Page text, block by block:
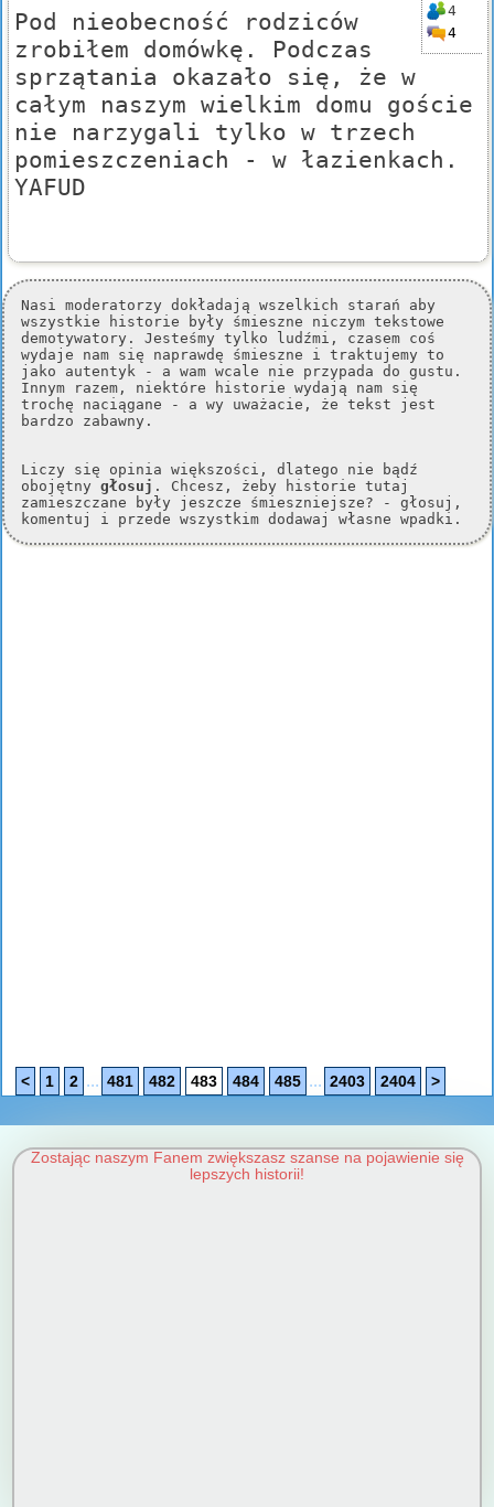
4
4
Pod nieobecność rodziców
zrobiłem domówkę. Podczas
sprzątania okazało się, że w
całym naszym wielkim domu goście
nie narzygali tylko w trzech
pomieszczeniach - w łazienkach.
YAFUD
Nasi moderatorzy dokładają wszelkich starań aby
wszystkie historie były śmieszne niczym tekstowe
demotywatory. Jesteśmy tylko ludźmi, czasem coś
wydaje nam się naprawdę śmieszne i traktujemy to
jako autentyk - a wam wcale nie przypada do gustu.
Innym razem, niektóre historie wydają nam się
trochę naciągane - a wy uważacie, że tekst jest
bardzo zabawny.
Liczy się opinia większości, dlatego nie bądź
obojętny głosuj . Chcesz, żeby historie tutaj
zamieszczane były jeszcze śmieszniejsze? - głosuj,
komentuj i przede wszystkim dodawaj własne wpadki.
< 1 2 ... 481 482 483 484 485 ... 2403 2404 >
Zostając naszym Fanem zwiększasz szanse na pojawienie się
lepszych historii!